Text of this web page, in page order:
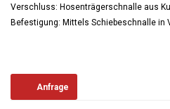
Verschluss: Hosenträgerschnalle aus
Befestigung: Mittels Schiebeschnalle in
Anfrage